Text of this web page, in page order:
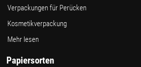
Verpackungen für Perücken
Kosmetikverpackung
Mehr lesen
Papiersorten